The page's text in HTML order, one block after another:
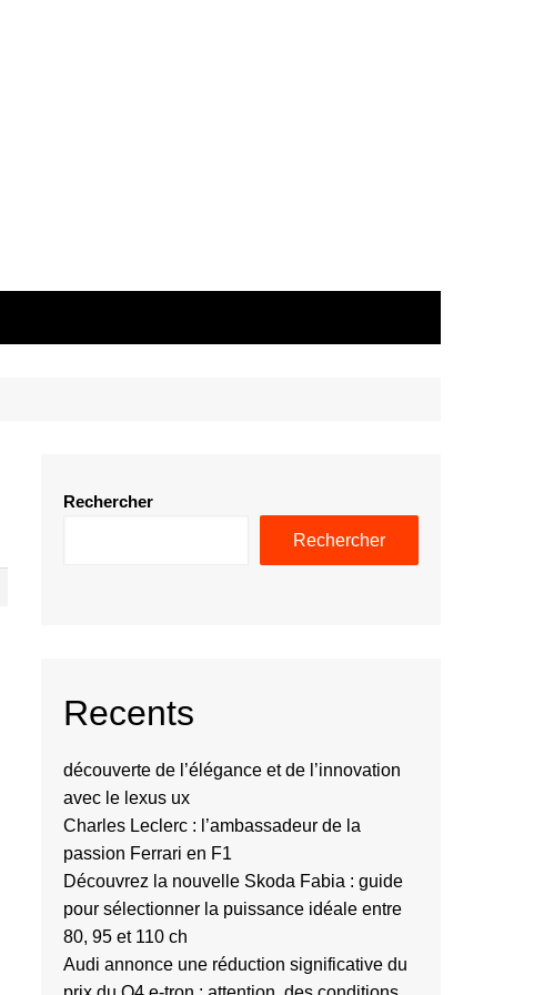
Rechercher
Rechercher
Recents
découverte de l’élégance et de l’innovation
avec le lexus ux
Charles Leclerc : l’ambassadeur de la
passion Ferrari en F1
Découvrez la nouvelle Skoda Fabia : guide
pour sélectionner la puissance idéale entre
80, 95 et 110 ch
Audi annonce une réduction significative du